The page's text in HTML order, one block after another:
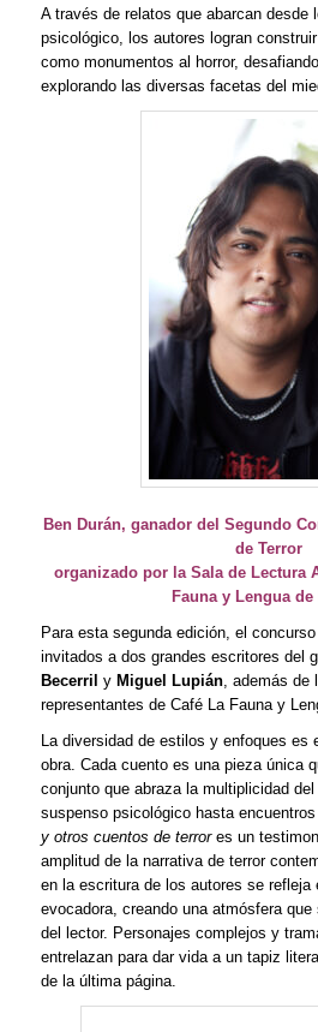
A través de relatos que abarcan desde
psicológico, los autores logran
como monumentos al horror,
explorando las diversas facetas del
Ben Durán, ganador del Segundo
de Terror
organizado por la Sala de Lectura
Fauna y Lengua
Para esta segunda edición, el
invitados a dos grandes escritores del
Becerril y Miguel Lupián, además de
representantes de Café La Fauna y
La diversidad de estilos y enfoques es
obra. Cada cuento es una pieza única
conjunto que abraza la multiplicidad
suspenso psicológico hasta
y otros cuentos de terrores un
amplitud de la narrativa de terror
en la escritura de los autores se refleja
evocadora, creando una atmósfera
del lector. Personajes complejos y
entrelazan para dar vida a un tapiz
de la última página.